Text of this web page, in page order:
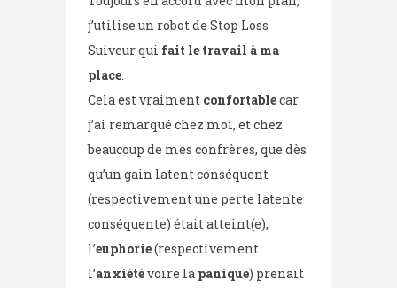
j’utilise un robot de Stop Loss
Suiveur qui fait le travail à ma
place.
Cela est vraiment confortablecar
j’ai remarqué chez moi, et chez
beaucoup de mes confrères, que dès
qu’un gain latent conséquent
(respectivement une perte latente
conséquente) était atteint(e),
l’euphorie(respectivement
l’anxiétévoire la panique) prenait